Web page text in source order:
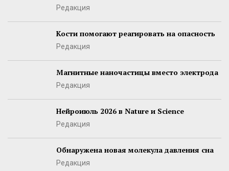
Редакция
Кости помогают реагировать на опасность
Редакция
Магнитные наночастицы вместо электрода
Редакция
Нейроиюль 2026 в Nature и Science
Редакция
Обнаружена новая молекула давления сна
Редакция